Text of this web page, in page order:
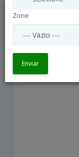
12
Zone
Enviar